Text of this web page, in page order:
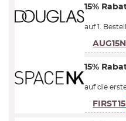
15%
auf 1.
15%
auf die
FIRST15